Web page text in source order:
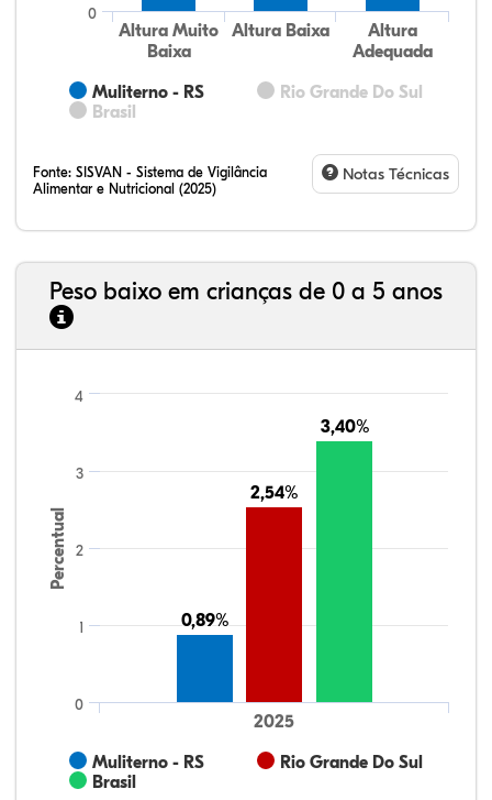
Muliterno - RS
Rio Grande Do Sul
Brasil
Altura Muito
Baixa
Altura Baixa
Altura
Adequada
0
Fonte: SISVAN - Sistema de Vigilância
Alimentar e Nutricional (2025)
Notas Técnicas
Peso baixo em crianças de 0 a 5 anos
Percentual
0,89%
0,89%
2,54%
2,54%
3,40%
3,40%
Muliterno - RS
Rio Grande Do Sul
Brasil
2025
0
1
2
3
4